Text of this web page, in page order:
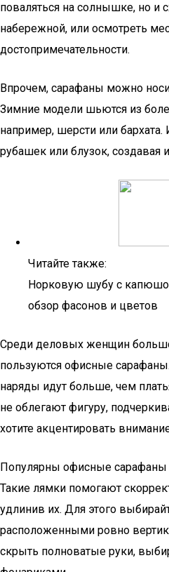
поваляться на солнышке, но и
набережной, или осмотреть
достопримечательности.
Впрочем, сарафаны можно
Зимние модели шьются из
например, шерсти или
рубашек или блузок, создавая
Читайте также:
Норковую шубу с
обзор фасонов и цветов
Среди деловых женщин
пользуются офисные
наряды идут больше, чем
не облегают фигуру,
хотите акцентировать
Популярны офисные
Такие лямки помогают
удлинив их. Для этого
расположенными ровно
скрыть полноватые руки,